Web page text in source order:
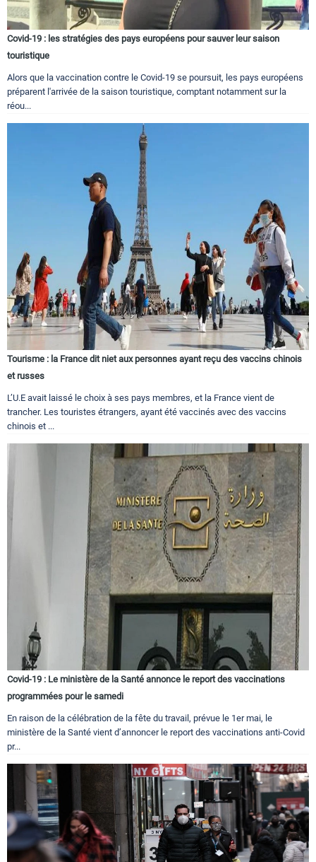
Covid-19 : les stratégies des pays européens pour sauver leur saison
touristique
Alors que la vaccination contre le Covid-19 se poursuit, les pays européens
préparent l'arrivée de la saison touristique, comptant notamment sur la
réou...
Tourisme : la France dit niet aux personnes ayant reçu des vaccins chinois
et russes
L’U.E avait laissé le choix à ses pays membres, et la France vient de
trancher. Les touristes étrangers, ayant été vaccinés avec des vaccins
chinois et ...
Covid-19 : Le ministère de la Santé annonce le report des vaccinations
programmées pour le samedi
En raison de la célébration de la fête du travail, prévue le 1er mai, le
ministère de la Santé vient d’annoncer le report des vaccinations anti-Covid
pr...